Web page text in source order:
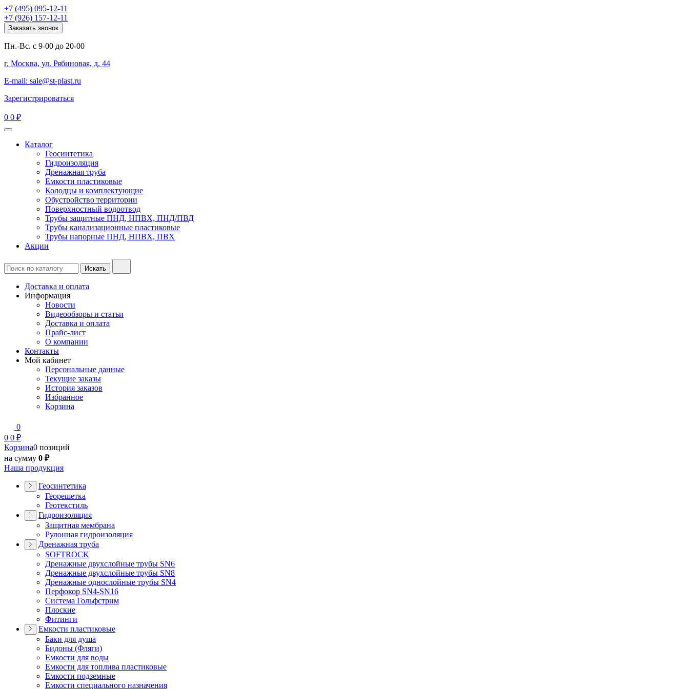
+7 (495) 095-12-11
+7 (926) 157-12-11
Заказать звонок
Пн.-Вс. с 9-00 до 20-00
г. Москва, ул. Рябиновая, д. 44
E-mail: sale@st-plast.ru
Зарегистрироваться
0 0 ₽
Каталог
Геосинтетика
Гидроизоляция
Дренажная труба
Емкости пластиковые
Колодцы и комплектующие
Обустройство территории
Поверхностный водоотвод
Трубы защитные ПНД, НПВХ, ПНД/ПВД
Трубы канализационные пластиковые
Трубы напорные ПНД, НПВХ, ПВХ
Акции
Доставка и оплата
Информация
Новости
Видеообзоры и статьи
Доставка и оплата
Прайс-лист
О компании
Контакты
Мой кабинет
Персональные данные
Текущие заказы
История заказов
Избранное
Корзина
0
0 0 ₽
Корзина0 позиций
на сумму 0 ₽
Наша продукция
Геосинтетика
Георешетка
Геотекстиль
Гидроизоляция
Защитная мембрана
Рулонная гидроизоляция
Дренажная труба
SOFTROCK
Дренажные двухслойные трубы SN6
Дренажные двухслойные трубы SN8
Дренажные однослойные трубы SN4
Перфокор SN4-SN16
Система Гольфстрим
Плоские
Фитинги
Емкости пластиковые
Баки для душа
Бидоны (Фляги)
Емкости для воды
Емкости для топлива пластиковые
Емкости подземные
Емкости специального назначения